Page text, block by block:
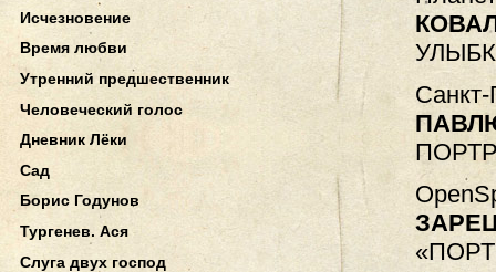
Исчезновение
Время любви
Утренний предшественник
Человеческий голос
Дневник Лёки
Сад
Борис Годунов
Тургенев. Ася
Слуга двух господ